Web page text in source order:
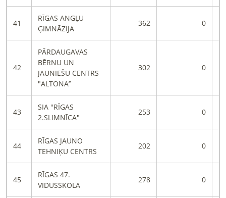
41
RĪGAS ANGĻU
ĢIMNĀZIJA
362 0
42
PĀRDAUGAVAS
BĒRNU UN
JAUNIEŠU CENTRS
"ALTONA’’
302 0
43
SIA "RĪGAS
2.SLIMNĪCA"
253 0
44
RĪGAS JAUNO
TEHNIĶU CENTRS
202 0
45
RĪGAS 47.
VIDUSSKOLA
278 0